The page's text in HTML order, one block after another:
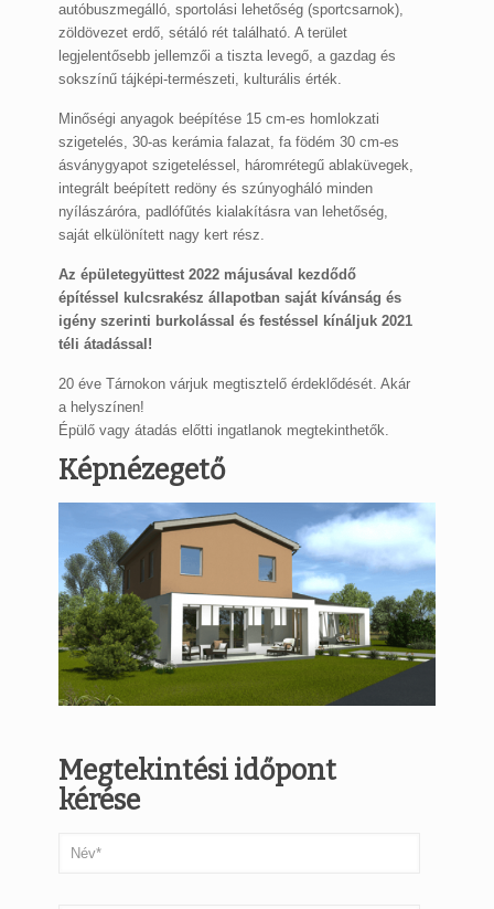
autóbuszmegálló, sportolási lehetőség (sportcsarnok),
zöldövezet erdő, sétáló rét található. A terület
legjelentősebb jellemzői a tiszta levegő, a gazdag és
sokszínű tájképi-természeti, kulturális érték.
Minőségi anyagok beépítése 15 cm-es homlokzati
szigetelés, 30-as kerámia falazat, fa födém 30 cm-es
ásványgyapot szigeteléssel, háromrétegű ablaküvegek,
integrált beépített redöny és szúnyogháló minden
nyílászáróra, padlófűtés kialakításra van lehetőség,
saját elkülönített nagy kert rész.
Az épületegyüttest 2022 májusával kezdődő
építéssel kulcsrakész állapotban saját kívánság és
igény szerinti burkolással és festéssel kínáljuk 2021
téli átadással!
20 éve Tárnokon várjuk megtisztelő érdeklődését. Akár
a helyszínen!
Épülő vagy átadás előtti ingatlanok megtekinthetők.
Képnézegető
Megtekintési időpont
kérése